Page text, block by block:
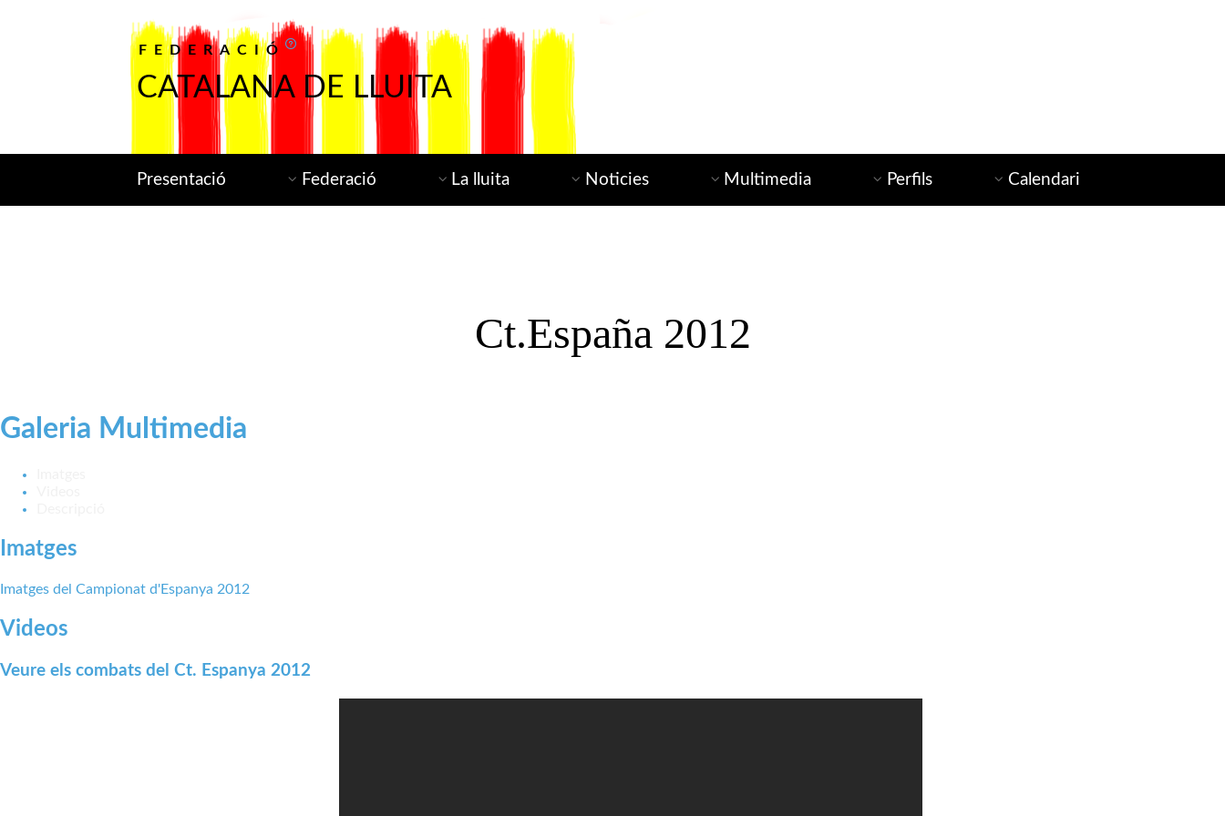
FEDERACIÓ
CATALANA DE LLUITA
Presentació Federació La lluita Noticies Multimedia Perfils Calendari
Ct.España 2012
Galeria Multimedia
Imatges
Imatges del Campionat d'Espanya 2012
Videos
Veure els combats del Ct. Espanya 2012